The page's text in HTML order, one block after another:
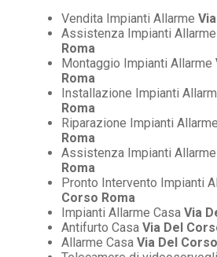
Vendita Impianti Allarme
Assistenza Impianti Allarme
Roma
Montaggio Impianti Allarme
Roma
Installazione Impianti
Roma
Riparazione Impianti Allarme
Roma
Assistenza Impianti Allarme
Roma
Pronto Intervento Impianti
Corso Roma
Impianti Allarme Casa Via
Antifurto Casa Via Del
Allarme Casa Via Del